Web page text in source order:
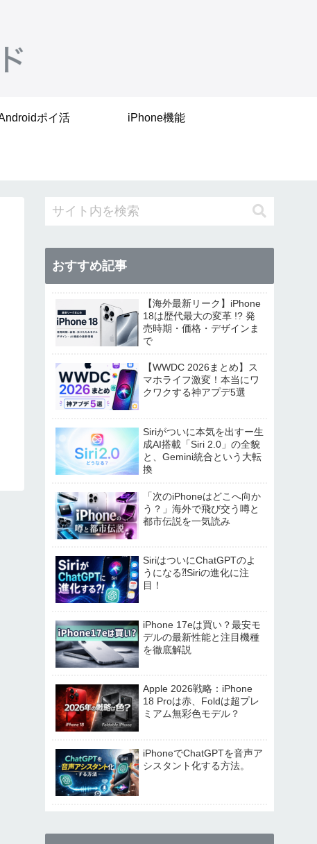
ポイ活 iPhone機能
おすすめ記事
【海外最新リーク】iPhone
18は歴代最大の変革 !? 発
売時期・価格・デザインま
で
【WWDC 2026まとめ】ス
マホライフ激変！本当にワ
クワクする神アプデ5選
Siriがついに本気を出すー生
成AI搭載「Siri 2.0」の全貌
と、Gemini統合という大転
換
「次のiPhoneはどこへ向か
う？」海外で飛び交う噂と
都市伝説を一気読み
SiriはついにChatGPTのよ
うになる⁈Siriの進化に注
目！
iPhone 17eは買い？最安モ
デルの最新性能と注目機種
を徹底解説
Apple 2026戦略：iPhone
18 Proは赤、Foldは超プレ
ミアム無彩色モデル？
iPhoneでChatGPTを音声ア
シスタント化する方法。